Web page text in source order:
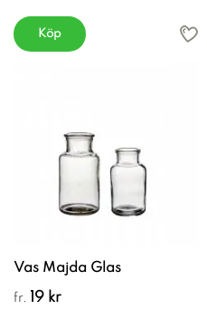
Köp
Vas Majda Glas
fr. 19 kr